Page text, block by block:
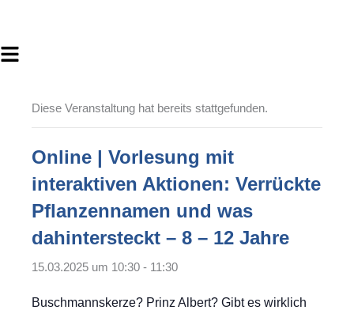
Flyout
Diese Veranstaltung hat bereits stattgefunden.
Online | Vorlesung mit
interaktiven Aktionen: Verrückte
Pflanzennamen und was
dahintersteckt – 8 – 12 Jahre
15.03.2025 um 10:30 - 11:30
Buschmannskerze? Prinz Albert? Gibt es wirklich